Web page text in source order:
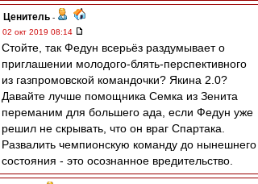
Ценитель -
02 окт 2019 08:14
Стойте, так Федун всерьёз раздумывает о
приглашении молодого-блять-перспективного
из газпромовской командочки? Якина 2.0?
Давайте лучше помощника Семка из Зенита
переманим для большего ада, если Федун уже
решил не скрывать, что он враг Спартака.
Развалить чемпионскую команду до нынешнего
состояния - это осознанное вредительство.